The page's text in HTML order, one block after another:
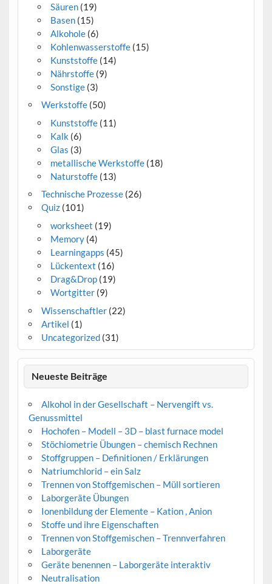
Säuren(19)
Basen(15)
Alkohole(6)
Kohlenwasserstoffe(15)
Kunststoffe(14)
Nährstoffe(9)
Sonstige(3)
Werkstoffe(50)
Kunststoffe(11)
Kalk (6)
Glas (3)
metallische Werkstoffe(18)
Naturstoffe(13)
Technische Prozesse(26)
Quiz(101)
worksheet (19)
Memory(4)
Learningapps (45)
Lückentext (16)
Drag&Drop(19)
Wortgitter(9)
Wissenschaftler(22)
Artikel (1)
Uncategorized(31)
Neueste Beiträge
Alkohol in der Gesellschaft – Nervengift vs.
Genussmittel
Hochofen – Modell – 3D – blast furnace model
Stöchiometrie Übungen – chemisch Rechnen
Stoffgruppen – Definitionen / Erklärungen
Natriumchlorid – ein Salz
Trennen von Stoffgemischen – Müll sortieren
Laborgeräte Übungen
Ionenbildung der Elemente – Kation , Anion
Stoffe und ihre Eigenschaften
Trennen von Stoffgemischen – Trennverfahren
Laborgeräte
Geräte benennen – Laborgeräte interaktiv
Neutralisation